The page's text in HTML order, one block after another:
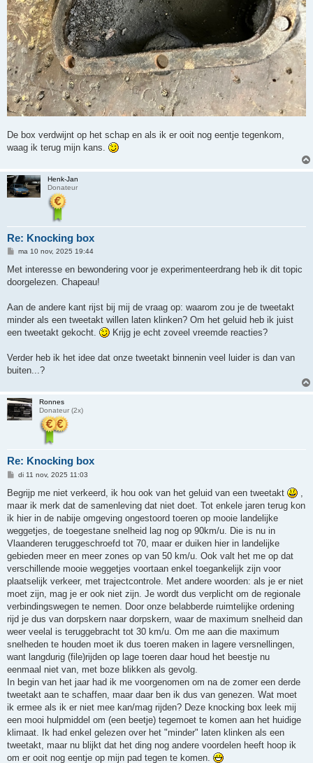
De box verdwijnt op het schap en als ik er ooit nog eentje tegenkom,
waag ik terug mijn kans.
Henk-Jan
Donateur
Re: Knocking box
B
r
c
ma 10 nov, 2025 19:44
Met interesse en bewondering voor je experimenteerdrang heb ik dit topic
doorgelezen. Chapeau!
Aan de andere kant rijst bij mij de vraag op: waarom zou je de tweetakt
minder als een tweetakt willen laten klinken? Om het geluid heb ik juist
een tweetakt gekocht.
Krijg je echt zoveel vreemde reacties?
Verder heb ik het idee dat onze tweetakt binnenin veel luider is dan van
buiten...?
Ronnes
Donateur (2x)
Re: Knocking box
B
r
c
h
di 11 nov, 2025 11:03
Begrijp me niet verkeerd, ik hou ook van het geluid van een tweetakt
maar ik merk dat de samenleving dat niet doet. Tot enkele jaren terug kon
ik hier in de nabije omgeving ongestoord toeren op mooie landelijke
weggetjes, de toegestane snelheid lag nog op 90km/u. Die is nu in
Vlaanderen teruggeschroefd tot 70, maar er duiken hier in landelijke
gebieden meer en meer zones op van 50 km/u. Ook valt het me op dat
verschillende mooie weggetjes voortaan enkel toegankelijk zijn voor
plaatselijk verkeer, met trajectcontrole. Met andere woorden: als je er niet
moet zijn, mag je er ook niet zijn. Je wordt dus verplicht om de regionale
verbindingswegen te nemen. Door onze belabberde ruimtelijke ordening
rijd je dus van dorpskern naar dorpskern, waar de maximum snelheid dan
weer veelal is teruggebracht tot 30 km/u. Om me aan die maximum
snelheden te houden moet ik dus toeren maken in lagere versnellingen,
want langdurig (file)rijden op lage toeren daar houd het beestje nu
eenmaal niet van, met boze blikken als gevolg.
In begin van het jaar had ik me voorgenomen om na de zomer een derde
tweetakt aan te schaffen, maar daar ben ik dus van genezen. Wat moet
ik ermee als ik er niet mee kan/mag rijden? Deze knocking box leek mij
een mooi hulpmiddel om (een beetje) tegemoet te komen aan het huidige
klimaat. Ik had enkel gelezen over het "minder" laten klinken als een
tweetakt, maar nu blijkt dat het ding nog andere voordelen heeft hoop ik
om er ooit nog eentje op mijn pad tegen te komen.